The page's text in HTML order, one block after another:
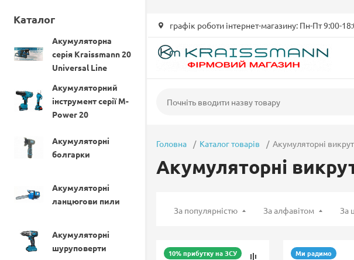
графік роботи інтернет-магазину: Пн-Пт 9:00-
Каталог
Акумуляторна
серія Kraissmann 20
Universal Line
Акумуляторний
інструмент серії M-
Power 20
Акумуляторні
болгарки
Акумуляторні
ланцюгови пили
Акумуляторні
шуруповерти
Головна Каталог товарів Акумуляторні
Акумуляторні
За популярністю За алфавітом За
10% прибутку на ЗСУ
Ми радимо